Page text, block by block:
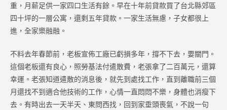
重，月薪足供一家四口生活有餘。早在十年前貸款買了台北縣郊區
四十坪的一層公寓，還剩五年貸款。一家生活無慮，子女都很上
進，全家樂融融。
不料去年春節前，老板宣佈工廠已虧損多年，撐不下去，要關門。
這個老板還有良心，照勞基法付遣散費，老張拿了二百萬元，還算
幸運。老張知道遣散的消息後，就先到處找工作，直到離職前三個
月還找不到適合他技術的工作，心情一直悶悶不樂，身體也消瘦下
去。有時出去一天半天、東問西找，回到家垂頭喪氣，不說一句